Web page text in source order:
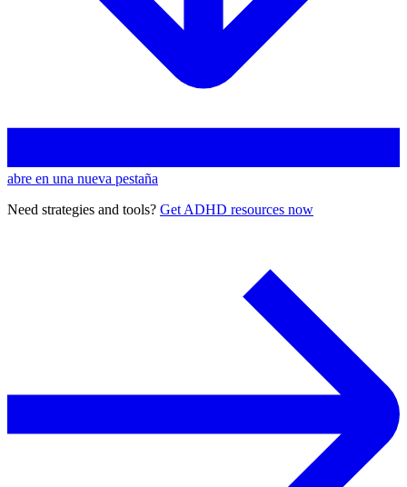
abre en una nueva pestaña
Need strategies and tools? Get ADHD resources now